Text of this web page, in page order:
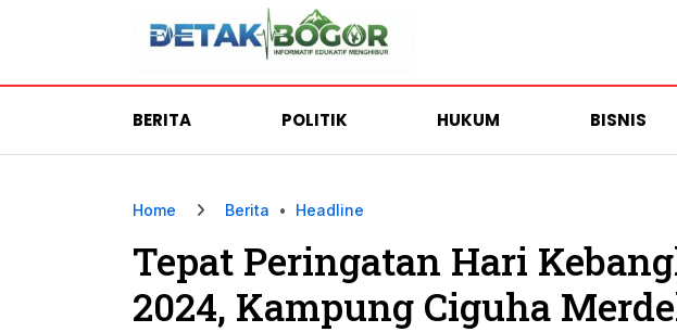
BERITA POLITIK HUKUM BISNIS
Home Berita • Headline
Tepat Peringatan Hari
2024, Kampung Ciguha